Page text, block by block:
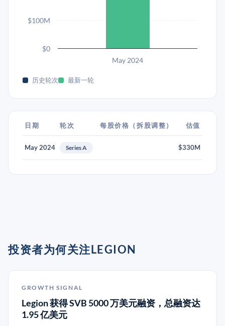
May 2024
$0
$100M
历史轮次 最新一轮
日期 轮次 每股价格（拆股调整） 估值
May 2024 Series A $330M
投资者为何关注LEGION
GROWTH SIGNAL
Legion 获得 SVB 5000 万美元融资，总融资达
1.95 亿美元